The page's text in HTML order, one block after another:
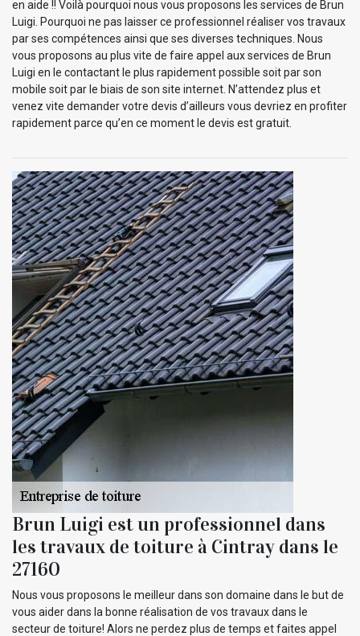
en aide !! Voilà pourquoi nous vous proposons les services de Brun
Luigi. Pourquoi ne pas laisser ce professionnel réaliser vos travaux
par ses compétences ainsi que ses diverses techniques. Nous
vous proposons au plus vite de faire appel aux services de Brun
Luigi en le contactant le plus rapidement possible soit par son
mobile soit par le biais de son site internet. N’attendez plus et
venez vite demander votre devis d’ailleurs vous devriez en profiter
rapidement parce qu’en ce moment le devis est gratuit.
Brun Luigi est un professionnel dans
les travaux de toiture à Cintray dans le
27160
Nous vous proposons le meilleur dans son domaine dans le but de
vous aider dans la bonne réalisation de vos travaux dans le
secteur de toiture! Alors ne perdez plus de temps et faites appel